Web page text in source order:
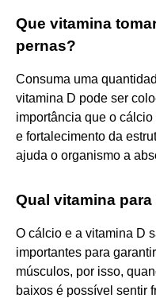
Que vitamina
pernas?
Consuma uma
vitamina D pode ser
importância que o
e fortalecimento da
ajuda o organismo a
Qual vitamina
O cálcio e a vitamina D
importantes para
músculos, por isso,
baixos é possível sentir